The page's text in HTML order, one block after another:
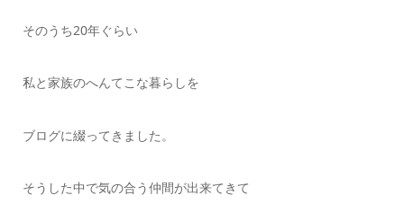
そのうち20年ぐらい
私と家族のへんてこな暮らしを
ブログに綴ってきました。
そうした中で気の合う仲間が出来てきて